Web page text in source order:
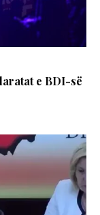
e BDI-së